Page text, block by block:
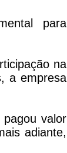
para
na
a empresa
valor
adiante,